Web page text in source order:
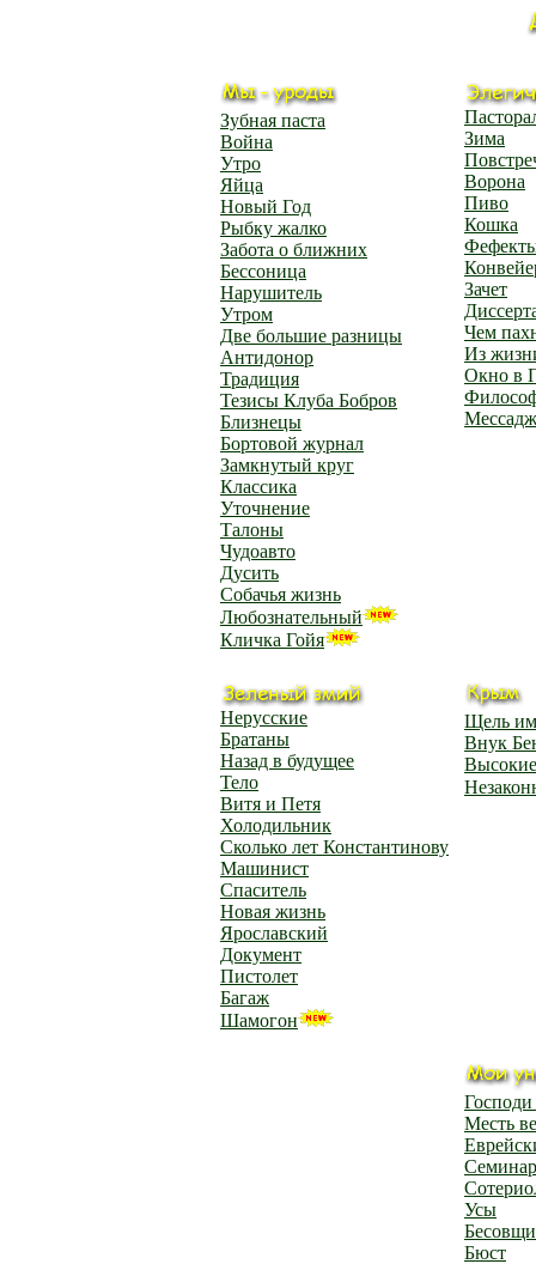
Зубная паста
Война
Утро
Яйца
Новый Год
Рыбку жалко
Забота о ближних
Бессоница
Нарушитель
Утром
Две большие разницы
Антидонор
Традиция
Тезисы Клуба Бобров
Близнецы
Бортовой журнал
Замкнутый круг
Классика
Уточнение
Талоны
Чудоавто
Дусить
Собачья жизнь
Любознательный
Кличка Гойя
Зима
Ворона
Пиво
Кошка
Зачет
Чем
Из
Окно в
Мессадж
Нерусские
Братаны
Назад в будущее
Тело
Витя и Петя
Холодильник
Сколько лет Константинову
Машинист
Спаситель
Новая жизнь
Ярославский
Документ
Пистолет
Багаж
Шамогон
Щель
Внук
Месть
Семинар
Усы
Бюст